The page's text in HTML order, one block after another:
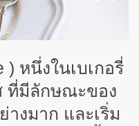
) หนึ่งในเบเกอรี่
ที่มีลักษณะของ
งมาก และเริ่ม